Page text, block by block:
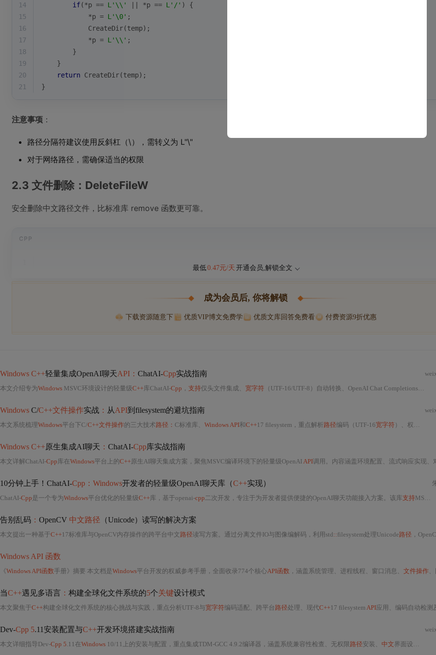
14
if(*p == L'\\' || *p == L'/' ) {
15
            *p =
L'\0' ;
16
CreateDir(temp);
17
            *p =
L'\\' ;
18
        }
19
    }
20
return CreateDir(temp);
21
}
注意事项 ：
路径分隔符建议使用反斜杠（\），需转义为 L"\"
对于网络路径，需确保适当的权限
2.3 文件删除：DeleteFileW
安全删除中文路径文件，比标准库 remove 函数更可靠。
CPP
最低0.47元/天 开通会员,解锁全文
成为会员后, 你将解锁
下载资源随意下 优质VIP博文免费学 优质文库回答免费看 付费资源9折优惠
Windows C++轻量集成OpenAI聊天API： ChatAI-Cpp实战指南
本文介绍专为Windows MSVC环境设计的轻量级C++ 库ChatAI-Cpp ， 支持仅头文件集成、 宽字符 （UTF-16/UTF-8）自动转换、OpenAI Chat CompletionsAPI
Windows C/C++文件操作实战 ： 从API到filesystem的避坑指南
本文系统梳理Windows平台下C/C++文件操作的三大技术路径： C标准库、 Windows API和C++17 filesystem，重点解析路径编码（UTF-16宽字符）、权限与共享模式、目录遍历性能、异步I/O等核心问题。通过代码示例与深度避坑分析，提供Unicode
Windows C++原生集成AI聊天 ： ChatAI-Cpp库实战指南
本文详解ChatAI-Cpp 库在Windows平台上的C++ 原生AI聊天集成方案，聚焦MSVC编译环境下的轻量级OpenAI API调用。内容涵盖环境配置、流式响应实现、对话历史管理、Qt/MFC桌面应用嵌入、网络超时与重试机制，以及基于nlohmann/json和cURL的核心依
10分钟上手！ChatAI-Cpp：Windows开发者的轻量级OpenAI聊天库（C++实现）
ChatAI-Cpp是一个专为Windows平台优化的轻量级C++ 库，基于openai-cpp二次开发，专注于为开发者提供便捷的OpenAI聊天功能接入方案。该库支持MSVC编译器及
告别乱码 ： OpenCV 中文路径 （Unicode）读写的解决方案
本文提出一种基于C++17标准库与OpenCV内存操作的跨平台中文路径读写方案。通过分离文件IO与图像编解码，利用std::filesystem处理Unicode路径 ，OpenCV仅负责内存中图像编解码，有效解决
Windows API 函数
《Windows API函数手册》摘要 本文档是Windows平台开发的权威参考手册，全面收录774个核心API函数 ，涵盖系统管理、进程线程、窗口消息、 文件操作、图形处理等12大
当C++遇见多语言 ： 构建全球化文件系统的5个关键设计模式
本文聚焦于C++构建全球化文件系统的核心挑战与实践，重点分析UTF-8与宽字符编码适配、跨平台 路径处理、现代C++17 filesystemAPI应用、编码自动检测及内存安全机
Dev-Cpp 5.11安装配置与C++开发环境搭建实战指南
本文详细指导Dev-Cpp 5.11在Windows 10/11上的安装与配置，重点集成TDM-GCC 4.9.2编译器，涵盖系统兼容性检查、无权限 路径安装、 中文界面设置、